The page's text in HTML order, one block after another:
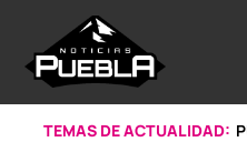
content
TEMAS DE ACTUALIDAD: